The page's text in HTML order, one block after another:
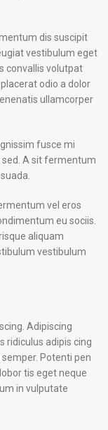
dis suscipit
vestibulum eget
convallis volutpat
odio a dolor
ullamcorper
fusce mi
A sit fermentum
vel eros
eu sociis.
aliquam
vestibulum
Adipiscing
ridiculus adipis cing
Potenti pen
tis eget neque
in vulputate